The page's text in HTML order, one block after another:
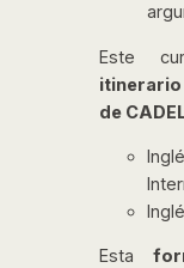
Este
de
Esta